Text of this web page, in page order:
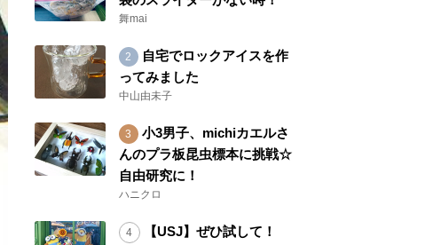
舞mai
自宅でロックアイスを作
ってみました
中山由未子
小3男子、michiカエルさ
んのプラ板昆虫標本に挑戦☆
自由研究に！
ハニクロ
【USJ】ぜひ試して！